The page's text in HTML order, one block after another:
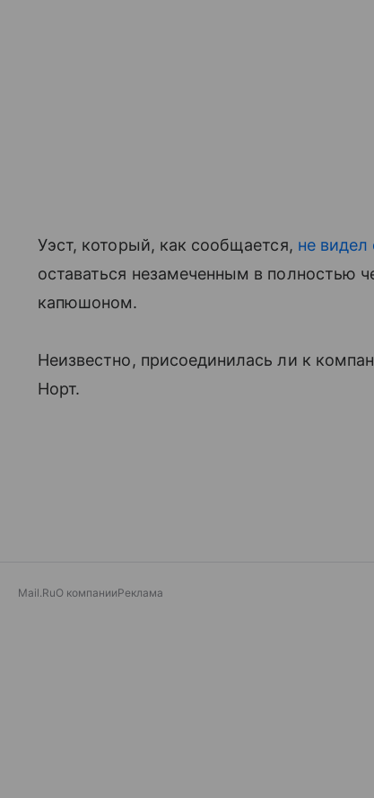
Уэст, который, как сообщается, не видел
оставаться незамеченным в полностью
капюшоном.
Неизвестно, присоединилась ли к
Норт.
Mail.RuО компанииРеклама